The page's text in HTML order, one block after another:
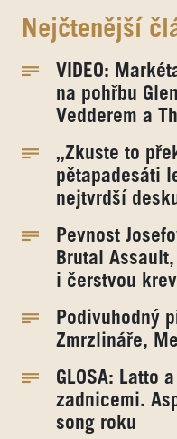
Nejčtenější
VIDEO:
na pohřbu
Vedderem a
„Zkuste to
pětapadesáti
nejtvrdší
Pevnost
Brutal
i čerstvou krev
Podivuhodný
Zmrzlináře,
GLOSA: Latto
zadnicemi.
song roku